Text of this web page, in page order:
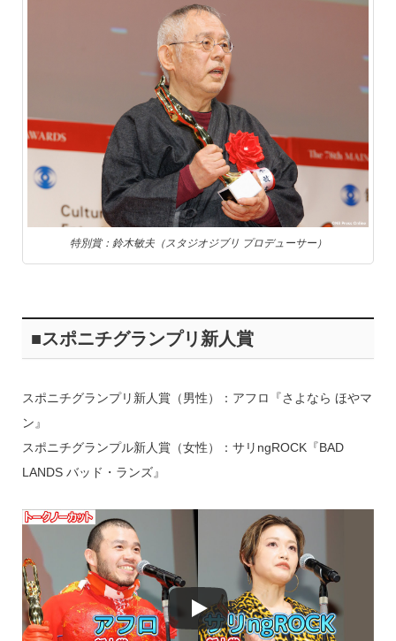
特別賞：鈴木敏夫（スタジオジブリ プロデューサー）
■スポニチグランプリ新人賞
スポニチグランプリ新人賞（男性）：アフロ『さよなら ほやマ
ン』
スポニチグランプル新人賞（女性）：サリngROCK『BAD
LANDS バッド・ランズ』